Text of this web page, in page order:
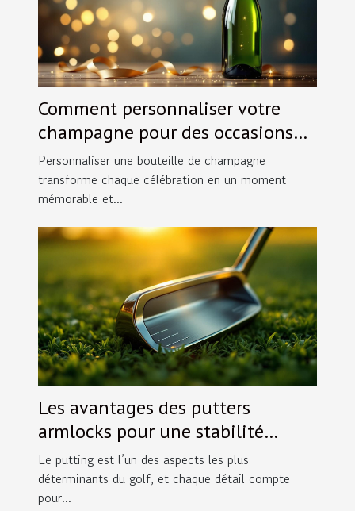
Comment personnaliser votre
champagne pour des occasions
spéciales ?
Personnaliser une bouteille de champagne
transforme chaque célébration en un moment
mémorable et...
Les avantages des putters
armlocks pour une stabilité
accrue
Le putting est l’un des aspects les plus
déterminants du golf, et chaque détail compte
pour...